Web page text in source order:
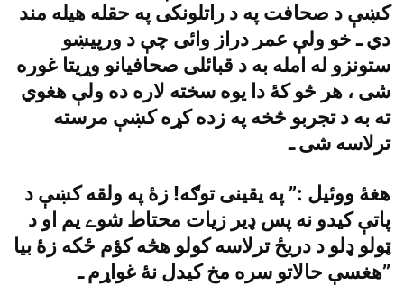
کښې د صحافت په د راتلونکى په حقله هيله مند
دي ـ خو ولې عمر دراز وائى چې د ورپيښو
ستونزو له امله به د قبائلى صحافيانو وړيتا غوره
شى ، هر څو کۀ دا يوه سخته لاره ده ولې هغوي
ته به د تجربو څخه په زده کړه کښې مرسته
ترلاسه شى ـ
هغۀ ووئيل :” په يقينى توګه! زۀ په ولقه کښې د
پاتې کيدو نه پس ډير زيات محتاط شوے يم او د
ټولو ډلو د دريځ ترلاسه کولو هڅه کؤم ځکه زۀ بيا
هغسې حالاتو سره مخ کيدل نۀ غواړم ـ”